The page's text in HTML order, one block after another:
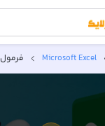
Microsoft Excel